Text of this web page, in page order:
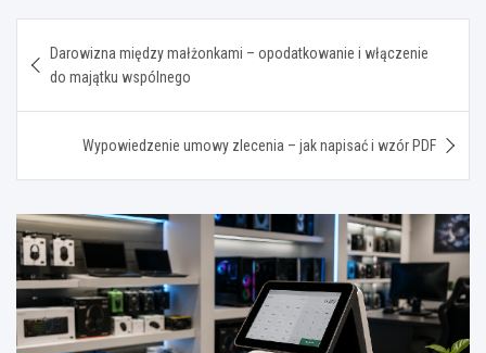
wpisu
Darowizna między małżonkami – opodatkowanie i włączenie
do majątku wspólnego
Wypowiedzenie umowy zlecenia – jak napisać i wzór PDF